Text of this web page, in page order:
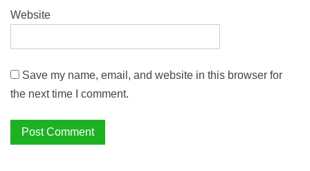
Website
Save my name, email, and website in this browser for
the next time I comment.